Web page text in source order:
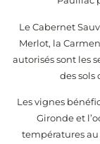
Le Cabernet
Merlot, la
autorisés sont les
des sols
Les vignes
Gironde et
températures au